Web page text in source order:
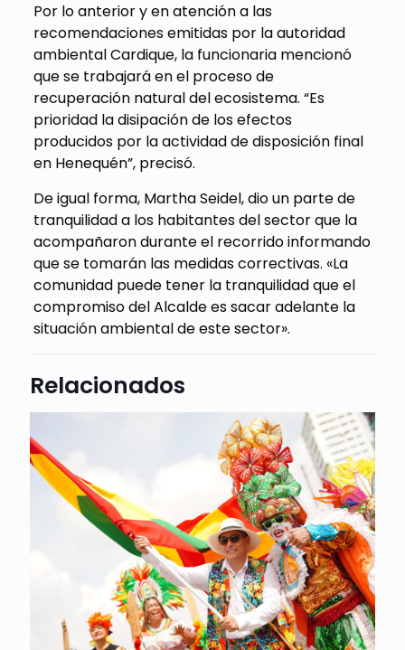
Por lo anterior y en atención a las
recomendaciones emitidas por la autoridad
ambiental Cardique, la funcionaria mencionó
que se trabajará en el proceso de
recuperación natural del ecosistema. “Es
prioridad la disipación de los efectos
producidos por la actividad de disposición final
en Henequén”, precisó.
De igual forma, Martha Seidel, dio un parte de
tranquilidad a los habitantes del sector que la
acompañaron durante el recorrido informando
que se tomarán las medidas correctivas. «La
comunidad puede tener la tranquilidad que el
compromiso del Alcalde es sacar adelante la
situación ambiental de este sector».
Relacionados